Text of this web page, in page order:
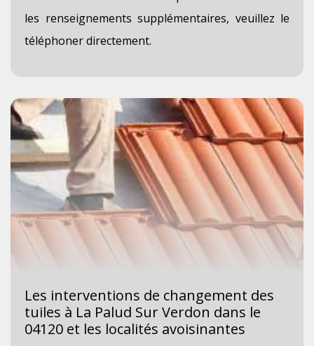
les renseignements supplémentaires, veuillez le
téléphoner directement.
Les interventions de changement des
tuiles à La Palud Sur Verdon dans le
04120 et les localités avoisinantes